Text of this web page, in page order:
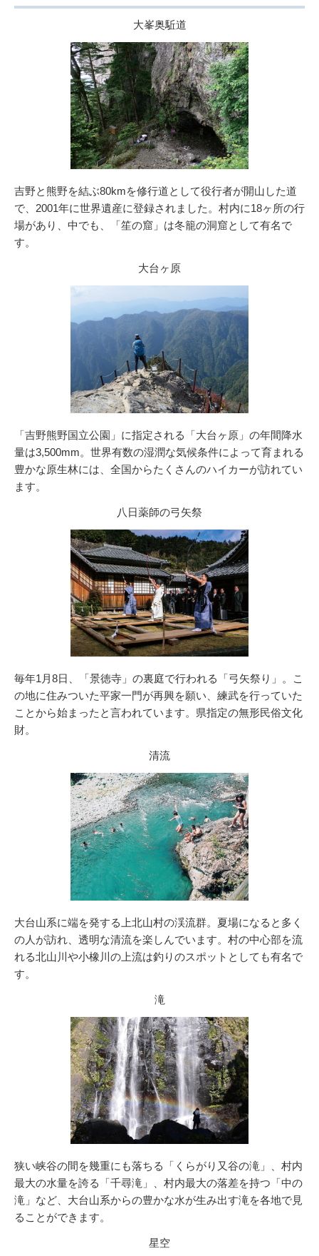
大峯奥駈道
吉野と熊野を結ぶ80kmを修行道として役行者が開山した道
で、2001年に世界遺産に登録されました。村内に18ヶ所の行
場があり、中でも、「笙の窟」は冬籠の洞窟として有名で
す。
大台ヶ原
「吉野熊野国立公園」に指定される「大台ヶ原」の年間降水
量は3,500mm。世界有数の湿潤な気候条件によって育まれる
豊かな原生林には、全国からたくさんのハイカーが訪れてい
ます。
八日薬師の弓矢祭
毎年1月8日、「景徳寺」の裏庭で行われる「弓矢祭り」。こ
の地に住みついた平家一門が再興を願い、練武を行っていた
ことから始まったと言われています。県指定の無形民俗文化
財。
清流
大台山系に端を発する上北山村の渓流群。夏場になると多く
の人が訪れ、透明な清流を楽しんでいます。村の中心部を流
れる北山川や小橡川の上流は釣りのスポットとしても有名で
す。
滝
狭い峡谷の間を幾重にも落ちる「くらがり又谷の滝」、村内
最大の水量を誇る「千尋滝」、村内最大の落差を持つ「中の
滝」など、大台山系からの豊かな水が生み出す滝を各地で見
ることができます。
星空